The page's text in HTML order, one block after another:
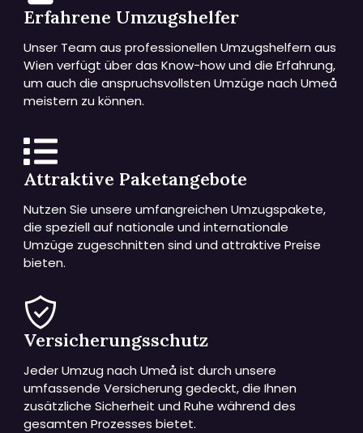
Erfahrene Umzugshelfer
Unser Team aus professionellen Umzugshelfern aus
Wien verfügt über das Know-how und die Erfahrung,
um auch die anspruchsvollsten Umzüge nach Umeå
meistern zu können.
Attraktive Paketangebote
Nutzen Sie unsere umfangreichen Umzugspakete,
die speziell auf nationale und internationale
Umzüge zugeschnitten sind und attraktive Preise
bieten.
Versicherungsschutz
Jeder Umzug nach Umeå ist durch unsere
umfassende Versicherung gedeckt, die Ihnen
zusätzliche Sicherheit und Ruhe während des
gesamten Prozesses bietet.